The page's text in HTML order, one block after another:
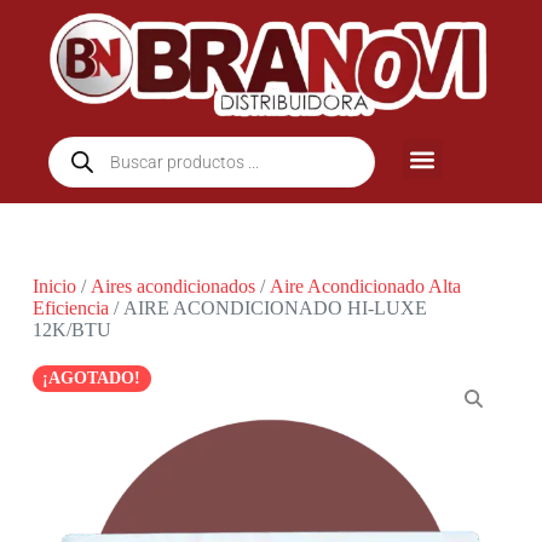
Inicio/ Aires acondicionados/ Aire Acondicionado Alta
Eficiencia / AIRE ACONDICIONADO HI-LUXE
12K/BTU